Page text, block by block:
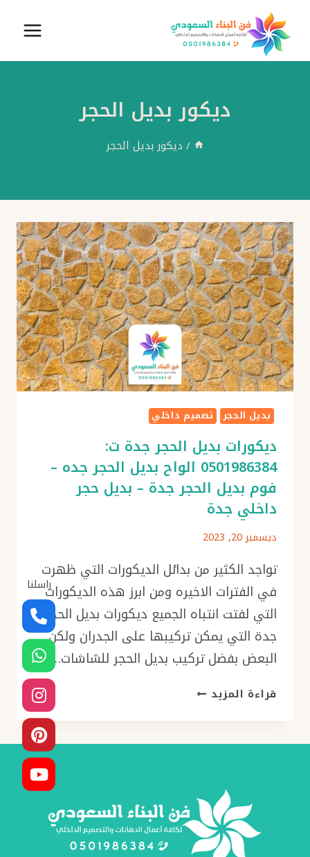
المحتوى
ديكور بديل الحجر
/ ديكور بديل الحجر
بديل الحجر تصميم داخلي
ديكورات بديل الحجر جدة ت:
0501986384 الواح بديل الحجر جده –
فوم بديل الحجر جدة – بديل حجر
داخلي جدة
ديسمبر 20, 2023
تواجد الكثير من بدائل الديكورات التي ظهرت
في الفترات الاخيره ومن ابرز هذه الديكورات
التي لفتت انتباه الجميع ديكورات بديل الحجر
جدة التي يمكن تركيبها على الجدران ولكن
البعض بفضل تركيب بديل الحجر للشاشات….
قراءة المزيد ديكورات
جدة
الواح
بديل
الحجر
جده
راسلنا